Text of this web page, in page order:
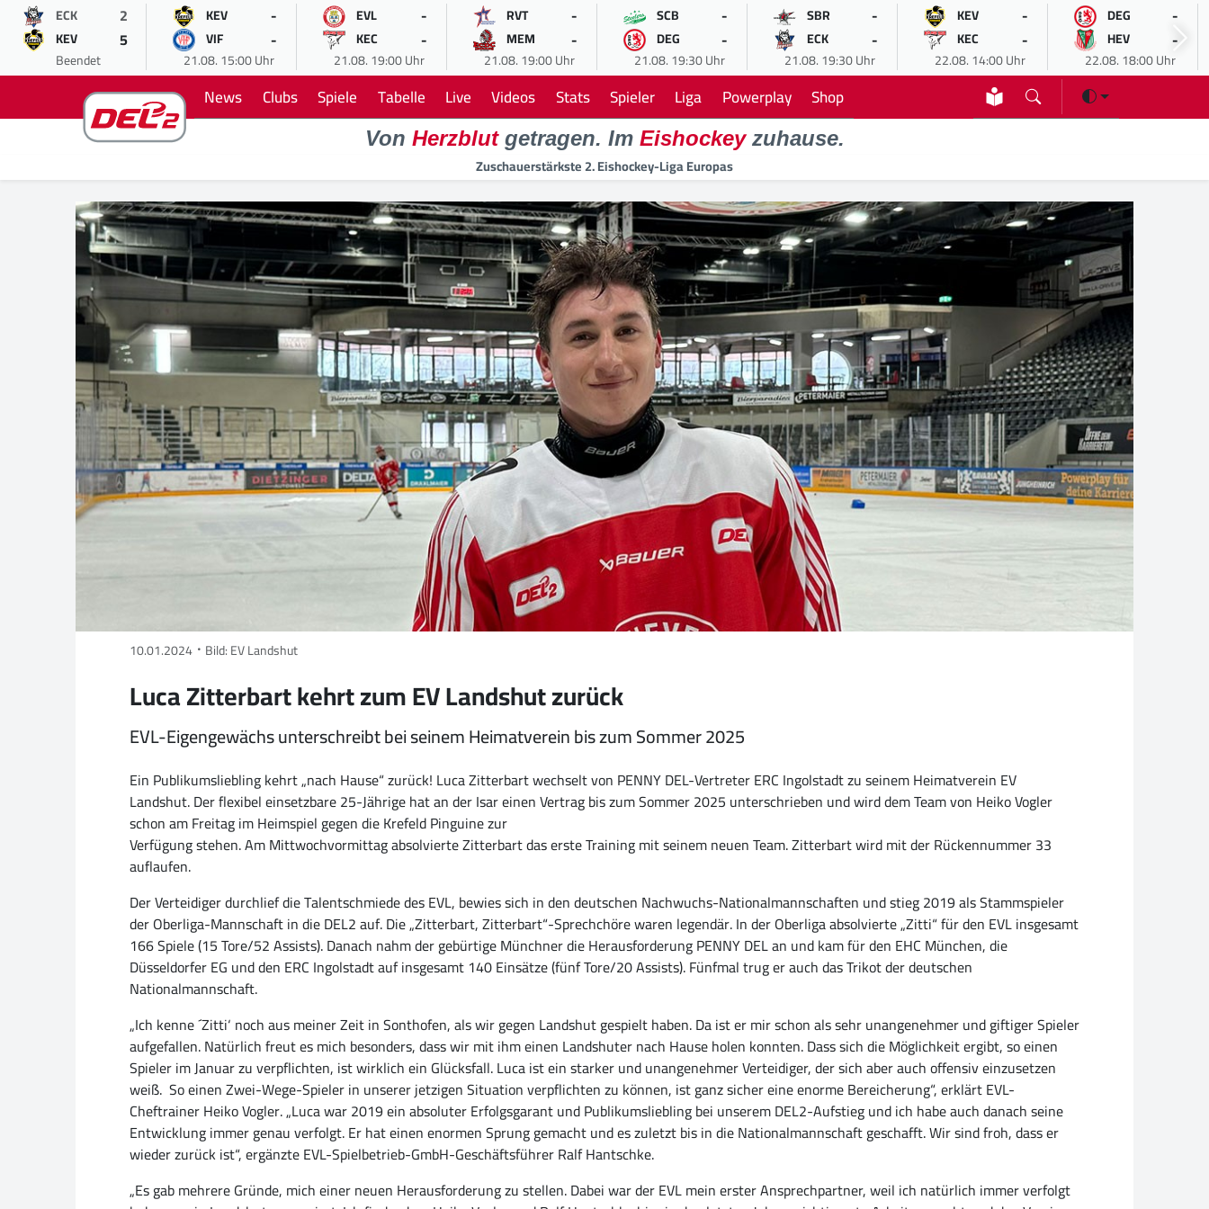
ECK 2
KEV 5
Beendet
KEV -
VIF -
21.08. 15:00 Uhr
EVL -
KEC -
21.08. 19:00 Uhr
RVT -
MEM -
21.08. 19:00 Uhr
SCB -
DEG -
21.08. 19:30 Uhr
SBR -
ECK -
21.08. 19:30 Uhr
KEV -
KEC -
22.08. 14:00 Uhr
DEG -
HEV -
22.08. 18:00 Uhr
News Clubs Spiele Tabelle Live Videos Stats Spieler Liga Powerplay Shop
Von Herzblutgetragen. Im Eishockeyzuhause.
Zuschauerstärkste 2. Eishockey-Liga Europas
10.01.2024 Bild: EV Landshut
Luca Zitterbart kehrt zum EV Landshut zurück
EVL-Eigengewächs unterschreibt bei seinem Heimatverein bis zum Sommer 2025
Ein Publikumsliebling kehrt „nach Hause“ zurück! Luca Zitterbart wechselt von PENNY DEL-Vertreter ERC Ingolstadt zu seinem Heimatverein EV
Landshut. Der flexibel einsetzbare 25-Jährige hat an der Isar einen Vertrag bis zum Sommer 2025 unterschrieben und wird dem Team von Heiko Vogler
schon am Freitag im Heimspiel gegen die Krefeld Pinguine zur
Verfügung stehen. Am Mittwochvormittag absolvierte Zitterbart das erste Training mit seinem neuen Team. Zitterbart wird mit der Rückennummer 33
auflaufen.
Der Verteidiger durchlief die Talentschmiede des EVL, bewies sich in den deutschen Nachwuchs-Nationalmannschaften und stieg 2019 als Stammspieler
der Oberliga-Mannschaft in die DEL2 auf. Die „Zitterbart, Zitterbart“-Sprechchöre waren legendär. In der Oberliga absolvierte „Zitti“ für den EVL insgesamt
166 Spiele (15 Tore/52 Assists). Danach nahm der gebürtige Münchner die Herausforderung PENNY DEL an und kam für den EHC München, die
Düsseldorfer EG und den ERC Ingolstadt auf insgesamt 140 Einsätze (fünf Tore/20 Assists). Fünfmal trug er auch das Trikot der deutschen
Nationalmannschaft.
„Ich kenne ´Zitti‘ noch aus meiner Zeit in Sonthofen, als wir gegen Landshut gespielt haben. Da ist er mir schon als sehr unangenehmer und giftiger Spieler
aufgefallen. Natürlich freut es mich besonders, dass wir mit ihm einen Landshuter nach Hause holen konnten. Dass sich die Möglichkeit ergibt, so einen
Spieler im Januar zu verpflichten, ist wirklich ein Glücksfall. Luca ist ein starker und unangenehmer Verteidiger, der sich aber auch offensiv einzusetzen
weiß. So einen Zwei-Wege-Spieler in unserer jetzigen Situation verpflichten zu können, ist ganz sicher eine enorme Bereicherung“, erklärt EVL-
Cheftrainer Heiko Vogler. „Luca war 2019 ein absoluter Erfolgsgarant und Publikumsliebling bei unserem DEL2-Aufstieg und ich habe auch danach seine
Entwicklung immer genau verfolgt. Er hat einen enormen Sprung gemacht und es zuletzt bis in die Nationalmannschaft geschafft. Wir sind froh, dass er
wieder zurück ist“, ergänzte EVL-Spielbetrieb-GmbH-Geschäftsführer Ralf Hantschke.
„Es gab mehrere Gründe, mich einer neuen Herausforderung zu stellen. Dabei war der EVL mein erster Ansprechpartner, weil ich natürlich immer verfolgt